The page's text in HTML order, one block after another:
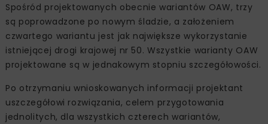
Spośród projektowanych obecnie wariantów OAW, trzy
są poprowadzone po nowym śladzie, a założeniem
czwartego wariantu jest jak największe wykorzystanie
istniejącej drogi krajowej nr 50. Wszystkie warianty OAW
projektowane są w jednakowym stopniu szczegółowości.
Po otrzymaniu wnioskowanych informacji projektant
uszczegółowi rozwiązania, celem przygotowania
jednolitych, dla wszystkich czterech wariantów,